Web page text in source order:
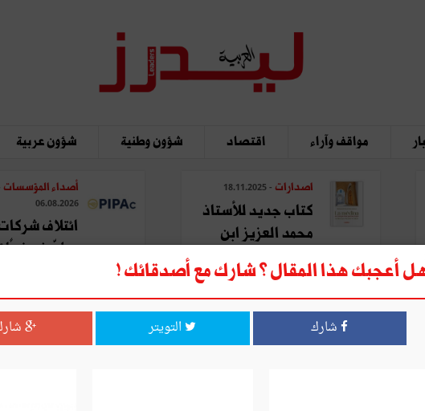
مواقف وآراء اقتصاد شؤون وطنية شؤون عربية
اصدارات - 18.11.2025
كتاب جديد للأستاذ
محمد العزيز ابن
أصداء المؤسسات
06.08.2026
ائتلاف
يطوّر نموذجًا
أعجبك هذا المقال ؟ شارك مع أصدقائك !
شارك التويتر